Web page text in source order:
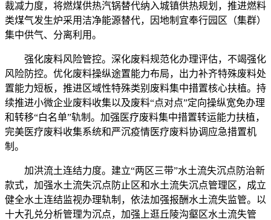
裁减力度，将燃煤供热汽锅替代纳入城镇供热规划，推进燃料
类煤气发生炉采用洁净能源替代，因地制宜奉行园区（集群）
集中供气、分离利用。
强化废料风险管控。深化废料规范化办理评估，不竭强化
风险防控。优化废料操纵途置能力布局，出力补齐特殊废料处
置能力短板，推进区域性特殊类别废料集中措置核心扶植。持
续推进小微企业废料收集以及废料“点对点”定向操纵宽免办理
和转移“白名单”轨制。加强医疗废料集中措置转运能力扶植，
完美医疗废料收集系统和严沉疫情医疗废料协调应急措置机
制。
加洪流土连结力度。建立“两区三带”水土流失沉点防治新
款式，加强水土流失沉点防止区和水土流失沉点管理区，成立
健全水土连结监视办理轨制，依法加强报酬水土流失监管。以
十大孔兑分析管理为沉点，加强上逛丘陵沟壑区水土流失管